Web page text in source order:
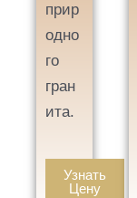
прир
одно
го
гран
ита.
Узнать
Цену